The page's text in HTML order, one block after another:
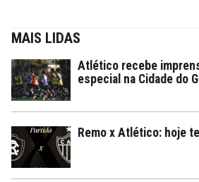
MAIS LIDAS
Atlético recebe
especial na Cidade do
Remo x Atlético: hoje